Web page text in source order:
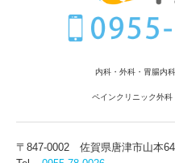
内科・外科・胃腸内科
ペインクリニック外
〒847-0002 佐賀県唐津市山本